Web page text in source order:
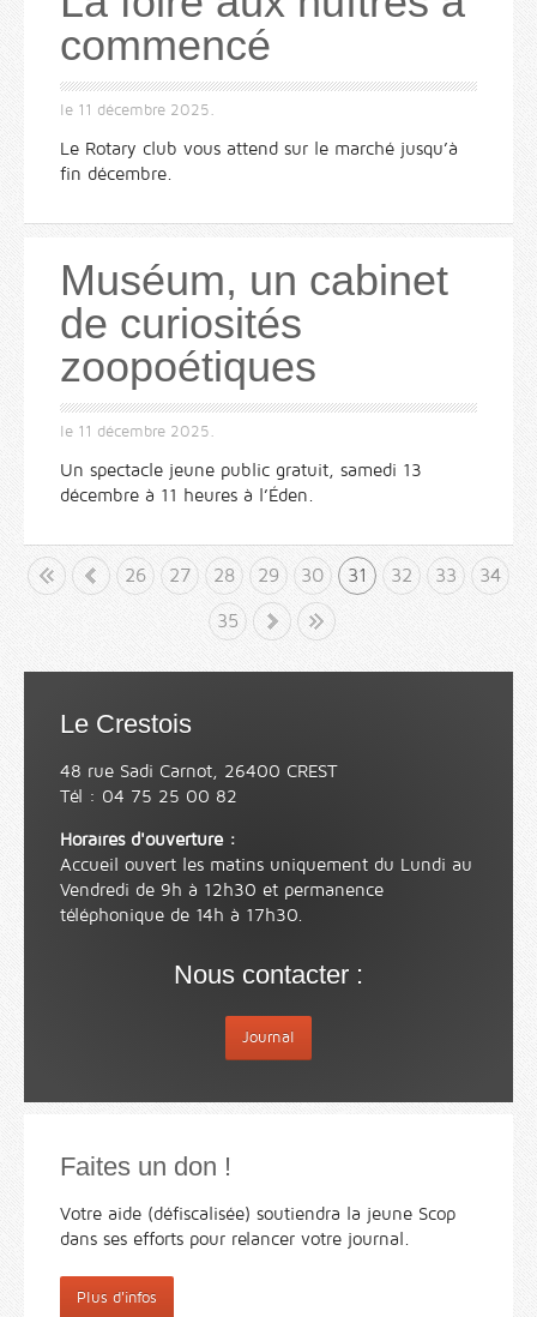
commencé
le 11 décembre 2025.
Le Rotary club vous attend sur le marché jusqu’à
fin décembre.
Muséum, un cabinet
de curiosités
zoopoétiques
le 11 décembre 2025.
Un spectacle jeune public gratuit, samedi 13
décembre à 11 heures à l’Éden.
« 26 27 28 29 30 31 32 33 34
35
» Fin
Le Crestois
48 rue Sadi Carnot, 26400 CREST
Tél : 04 75 25 00 82
Horaires d'ouverture :
Accueil ouvert les matins uniquement du Lundi au
Vendredi de 9h à 12h30 et permanence
téléphonique de 14h à 17h30.
Nous contacter :
Journal
Faites un don !
Votre aide (défiscalisée) soutiendra la jeune Scop
dans ses efforts pour relancer votre journal.
Plus d'infos